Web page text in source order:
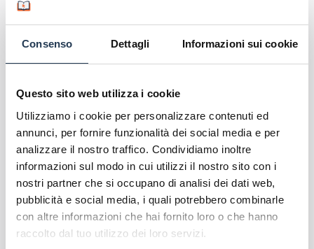
Consenso Dettagli Informazioni sui cookie
Questo sito web utilizza i cookie
Utilizziamo i cookie per personalizzare contenuti ed
annunci, per fornire funzionalità dei social media e per
analizzare il nostro traffico. Condividiamo inoltre
informazioni sul modo in cui utilizzi il nostro sito con i
nostri partner che si occupano di analisi dei dati web,
pubblicità e social media, i quali potrebbero combinarle
con altre informazioni che hai fornito loro o che hanno
raccolto dal tuo utilizzo dei loro servizi.
possesso di una
area sanitaria. Lauree differenti verranno
valutate, unitamente al Curriculum Vitae, dal
Comitato Scientifico del Master.
Figure professionali e
sbocchi lavorativi
I laureati del Master in Operatore Sanitario
Specializzato nell’Assistenza Cardiovascolare
eCampus potranno ambire a posizioni di rilievo in
strutture sanitarie pubbliche e private, dove
potranno mettere a frutto le competenze
acquisite durante il percorso formativo.